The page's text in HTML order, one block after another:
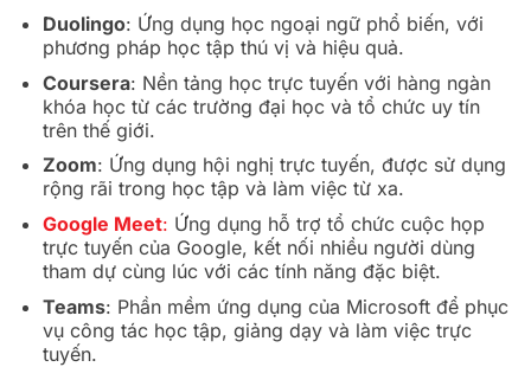
Duolingo: Ứng dụng học ngoại ngữ phổ biến, với
phương pháp học tập thú vị và hiệu quả.
Coursera: Nền tảng học trực tuyến với hàng ngàn
khóa học từ các trường đại học và tổ chức uy tín
trên thế giới.
Zoom: Ứng dụng hội nghị trực tuyến, được sử dụng
rộng rãi trong học tập và làm việc từ xa.
Google Meet: Ứng dụng hỗ trợ tổ chức cuộc họp
trực tuyến của Google, kết nối nhiều người dùng
tham dự cùng lúc với các tính năng đặc biệt.
Teams: Phần mềm ứng dụng của Microsoft để phục
vụ công tác học tập, giảng dạy và làm việc trực
tuyến.